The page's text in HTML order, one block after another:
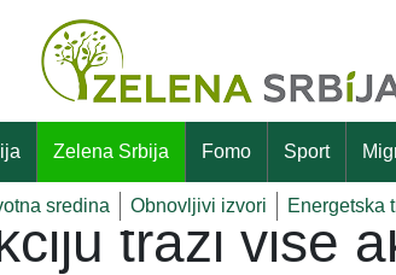
Zelena Srbija Fomo Sport
sredina Obnovljivi izvori Energetska
traži više